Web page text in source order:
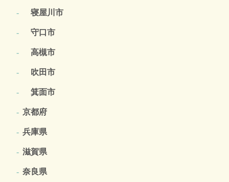
寝屋川市
守口市
高槻市
吹田市
箕面市
京都府
兵庫県
滋賀県
奈良県